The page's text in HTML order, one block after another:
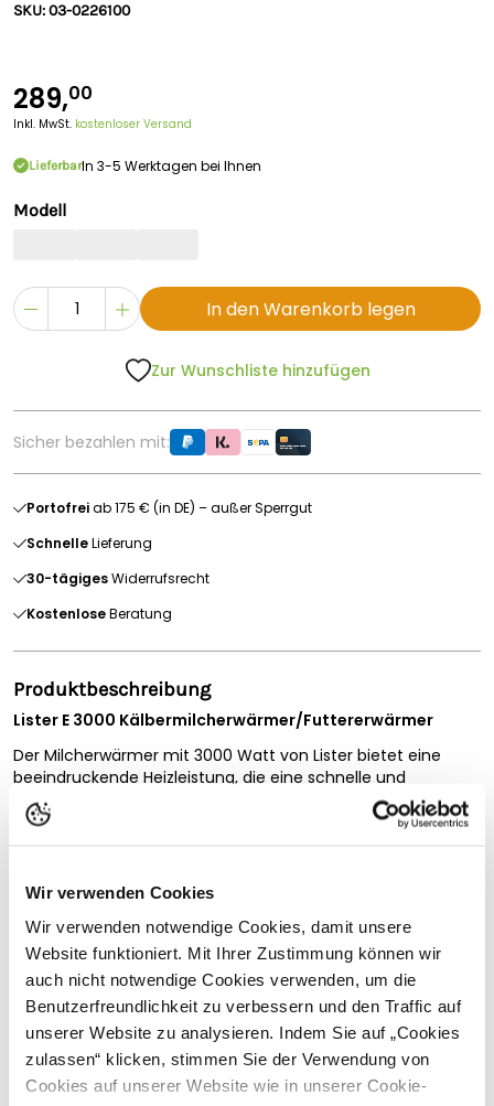
Wir verwenden Cookies
Wir verwenden notwendige Cookies, damit unsere
Website funktioniert. Mit Ihrer Zustimmung können wir
auch nicht notwendige Cookies verwenden, um die
Benutzerfreundlichkeit zu verbessern und den Traffic auf
unserer Website zu analysieren. Indem Sie auf „Cookies
zulassen“ klicken, stimmen Sie der Verwendung von
Cookies auf unserer Website wie in unserer Cookie-
SKU: 03-0226100
289,00
Inkl. MwSt. kostenloser Versand
LieferbarIn 3-5 Werktagen bei Ihnen
Modell
In den Warenkorb legen
Zur Wunschliste hinzufügen
Sicher bezahlen mit:
Portofreiab 175 € (in DE) – außer Sperrgut
SchnelleLieferung
30-tägigesWiderrufsrecht
KostenloseBeratung
Produktbeschreibung
Lister E 3000 Kälbermilcherwärmer/Futtererwärmer
Der Milcherwärmer mit 3000 Watt von Lister bietet eine
beeindruckende Heizleistung, die eine schnelle und
gleichmäßige Erwärmung der Milch garantiert. Dank der
fortschrittlichen Technologie wird die Wärme optimal
Gerät bei Überbelastung aus. Der Lister Milcherwärmer ist
Nutzungsdauer und Zuverlässigkeit gewährleisten.
Warum der Milcherwärmer die beste Wahl ist
Hervorragende Heizleistung:Mit einer Leistung von 3000
Watt erreicht der Milcherwärmer schnell die erforderliche
Temperatur, wodurch die Arbeitsabläufe auf Ihrem Hof
effizienter gestaltet werden können. Die gleichmäßige
Wärmeverteilung sorgt dafür, dass die Milch ihre wertvollen
Vollständige Beschreibung lesen
Kundenbewertungen